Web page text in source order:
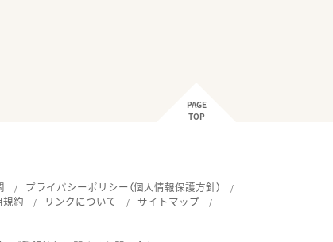
PAGE
TOP
プライバシーポリシー（個人情報保護方針）
規約 リンクについて
サイトマップ